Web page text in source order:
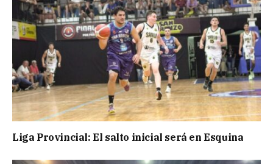
Liga Provincial: El salto inicial será en Esquina